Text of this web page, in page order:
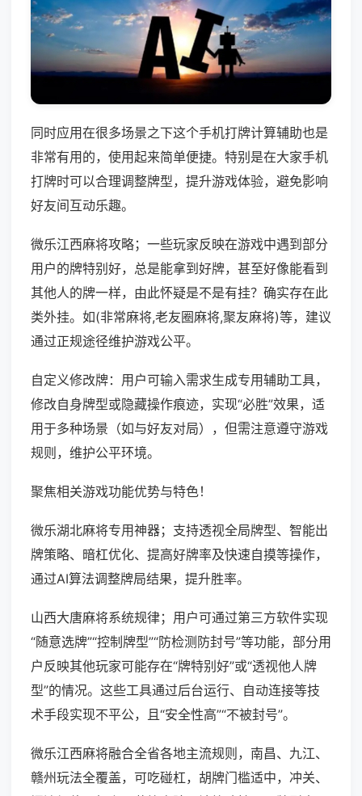
同时应用在很多场景之下这个手机打牌计算辅助也是
非常有用的，使用起来简单便捷。特别是在大家手机
打牌时可以合理调整牌型，提升游戏体验，避免影响
好友间互动乐趣。
微乐江西麻将攻略；一些玩家反映在游戏中遇到部分
用户的牌特别好，总是能拿到好牌，甚至好像能看到
其他人的牌一样，由此怀疑是不是有挂？确实存在此
类外挂。如(非常麻将,老友圈麻将,聚友麻将)等，建议
通过正规途径维护游戏公平。
自定义修改牌：用户可输入需求生成专用辅助工具，
修改自身牌型或隐藏操作痕迹，实现“必胜”效果，适
用于多种场景（如与好友对局），但需注意遵守游戏
规则，维护公平环境。
聚焦相关游戏功能优势与特色！
微乐湖北麻将专用神器；支持透视全局牌型、智能出
牌策略、暗杠优化、提高好牌率及快速自摸等操作，
通过AI算法调整牌局结果，提升胜率。
山西大唐麻将系统规律；用户可通过第三方软件实现
“随意选牌”“控制牌型”“防检测防封号”等功能，部分用
户反映其他玩家可能存在“牌特别好”或“透视他人牌
型”的情况。这些工具通过后台运行、自动连接等技
术手段实现不平公，且“安全性高”“不被封号”。
微乐江西麻将融合全省各地主流规则，南昌、九江、
赣州玩法全覆盖，可吃碰杠，胡牌门槛适中，冲关、